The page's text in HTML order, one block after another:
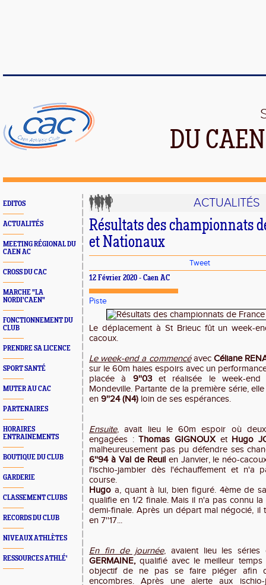
DU
EDITOS
ACTUALITÉS
MEETING RÉGIONAL DU
CAEN AC
CROSS DU CAC
MARCHE "LA
NORDI'CAEN"
FONCTIONNEMENT DU
CLUB
PRENDRE SA LICENCE
SPORT SANTÉ
MUTER AU CAC
PARTENAIRES
HORAIRES
ENTRAINEMENTS
BOUTIQUE DU CLUB
GARDERIE
CLASSEMENT CLUBS
RECORDS DU CLUB
NIVEAUX ATHLÈTES
RESSOURCES ATHLÉ'
ACTUALITÉS
Résultats des championnats
et Nationaux
Tweet
12 Février 2020 - Caen AC
Piste
Le déplacement à St Brieuc fût un week-
cacoux.
Le week-end a commencéavecCéliane
sur le 60m haies espoirs avec un
placée à 9''03et réalisée le week-end
Mondeville. Partante de la première série,
en 9''24 (N4) loin de ses espérances.
Ensuite, avait lieu le 60m espoir où
engagées :Thomas GIGNOUXet Hugo
malheureusement pas pu défendre ses
6''94 à Val de Reuilen Janvier, le néo-
l'ischio-jambier dès l'échauffement et
course.
Hugo a, quant à lui, bien figuré. 4ème de
qualifie en 1/2 finale. Mais il n'a pas connu
demi-finale. Après un départ mal négocié, il
en 7''17...
En fin de journée, avaient lieu les
GERMAINE,qualifié avec le meilleur temps
objectif de ne pas se faire piéger afin
encombres. Après une alerte aux